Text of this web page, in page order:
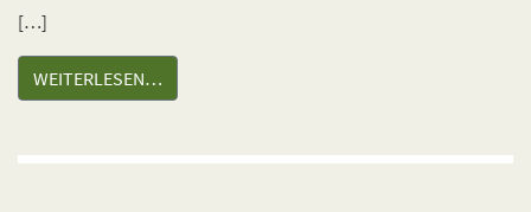
[…]
WEITERLESEN…